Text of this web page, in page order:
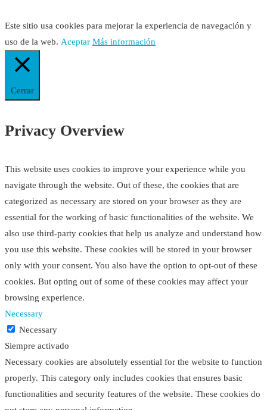
Este sitio usa cookies para mejorar la experiencia de navegación y
uso de la web. Aceptar Más información
Cerrar
Privacy Overview
This website uses cookies to improve your experience while you
navigate through the website. Out of these, the cookies that are
categorized as necessary are stored on your browser as they are
essential for the working of basic functionalities of the website. We
also use third-party cookies that help us analyze and understand how
you use this website. These cookies will be stored in your browser
only with your consent. You also have the option to opt-out of these
cookies. But opting out of some of these cookies may affect your
browsing experience.
Necessary
Necessary
Siempre activado
Necessary cookies are absolutely essential for the website to function
properly. This category only includes cookies that ensures basic
functionalities and security features of the website. These cookies do